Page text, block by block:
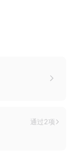
通过2项